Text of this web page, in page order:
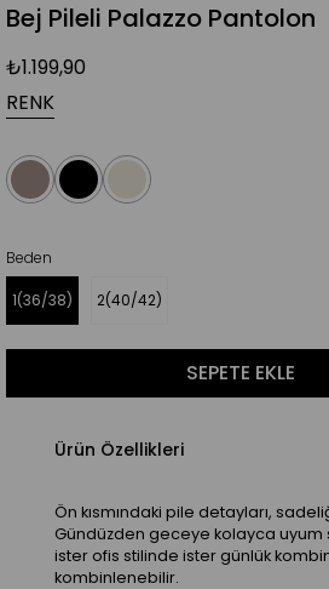
Bej Pileli Palazzo Pantolon
₺1.199,90
RENK
Beden
1(36/38) 2(40/42)
Ürün Özellikleri
Ön kısmındaki pile detayları,
Gündüzden geceye kolayca
ister ofis stilinde ister günlük
kombinlenebilir.